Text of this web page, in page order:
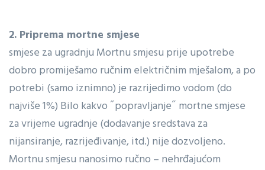
2. Priprema mortne smjese
smjese za ugradnju Mortnu smjesu prije upotrebe
dobro promiješamo ručnim električnim mješalom, a po
potrebi (samo iznimno) je razrijedimo vodom (do
najviše 1%) Bilo kakvo ˝popravljanje˝ mortne smjese
za vrijeme ugradnje (dodavanje sredstava za
nijansiranje, razrijeđivanje, itd.) nije dozvoljeno.
Mortnu smjesu nanosimo ručno – nehrđajućom